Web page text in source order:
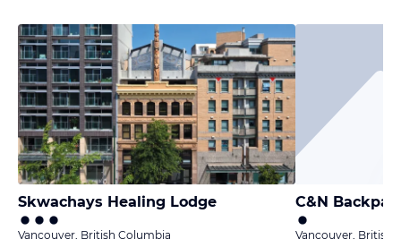
Skwachays Healing Lodge
Vancouver, British Columbia
C&N
Vancouver, British